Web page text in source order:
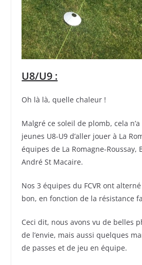
U8/U9 :
Oh là là, quelle chaleur !
Malgré ce soleil de plomb, cela
jeunes U8-U9 d’aller jouer à La
équipes de La Romagne-Roussay,
André St Macaire.
Nos 3 équipes du FCVR ont
bon, en fonction de la résistance
Ceci dit, nous avons vu de belles
de l’envie, mais aussi quelques
de passes et de jeu en équipe.